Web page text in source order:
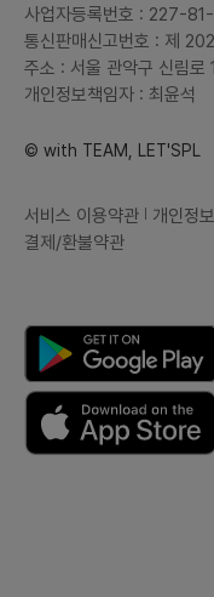
사업자등록번호 : 227-
통신판매신고번호 : 제
주소 : 서울 관악구 신림
개인정보책임자 : 최윤석
© with TEAM, LET'SPL
서비스 이용약관 개인정
결제/환불약관